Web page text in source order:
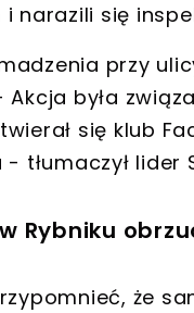
narazili się
przy
Akcja była
się klub
- tłumaczył lider
Rybniku
że